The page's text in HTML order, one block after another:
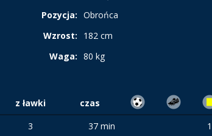
Pozycja: Obrońca
Wzrost:
182 cm
Waga: 80 kg
z ławki
czas
3 37 min 1